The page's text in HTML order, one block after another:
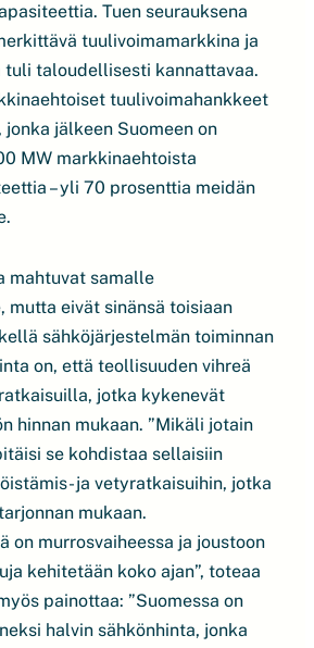
Tuen seurauksena
tuulivoimamarkkina ja
tuli taloudellisesti kannattavaa.
tuulivoimahankkeet
jälkeen Suomeen on
MW markkinaehtoista
– yli 70 prosenttia meidän
mahtuvat samalle
mutta eivät sinänsä toisiaan
sähköjärjestelmän toiminnan
on, että teollisuuden vihreä
jotka kykenevät
hinnan mukaan. ”Mikäli jotain
se kohdistaa sellaisiin
ja vetyratkaisuihin, jotka
mukaan.
on murrosvaiheessa ja joustoon
kehitetään koko ajan”, toteaa
painottaa: ”Suomessa on
halvin sähkönhinta, jonka